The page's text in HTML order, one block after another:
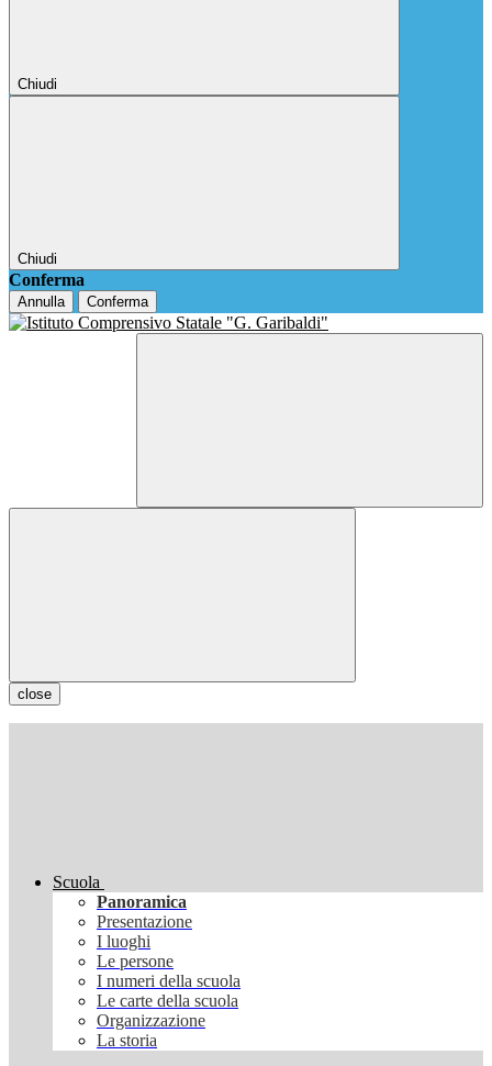
Chiudi
Chiudi
Conferma
Annulla Conferma
close
Scuola
Panoramica
Presentazione
I luoghi
Le persone
I numeri della scuola
Le carte della scuola
Organizzazione
La storia